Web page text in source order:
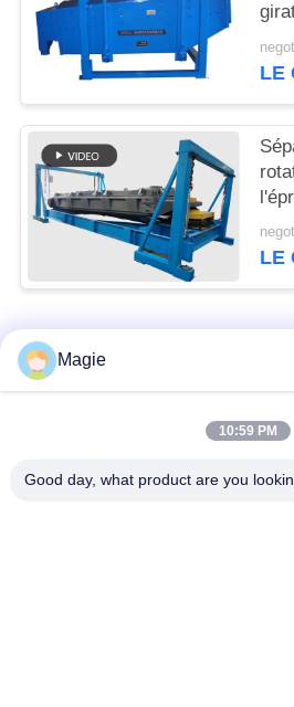
LE
LE
Catégories
Magie
10:59 PM
Good day, what product are you